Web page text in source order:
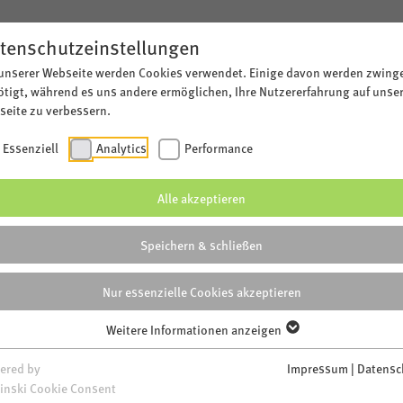
NETZ
- MEISTER
Kollegen (m/w/d) für den reibungslosen
übernimmst die Bauleitung für die
Webseite werden Cookies verwendet. Einige davon werden
während es uns andere ermöglichen, Ihre Nutzererfahrung auf
zu verbessern.
Essenziell Analytics Performance
Alle akzeptieren
Speichern & schließen
Nur essenzielle Cookies akzeptieren
Weitere Informationen anzeigen
by
Cookie Consent
Impressum |